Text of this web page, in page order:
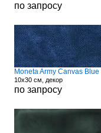
по запросу
Moneta Army Canvas Blue
10x30 см, декор
по запросу